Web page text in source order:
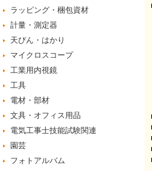
ラッピング・梱包資材
計量・測定器
天びん・はかり
マイクロスコープ
工業用内視鏡
工具
電材・部材
文具・オフィス用品
電気工事士技能試験関連
園芸
フォトアルバム